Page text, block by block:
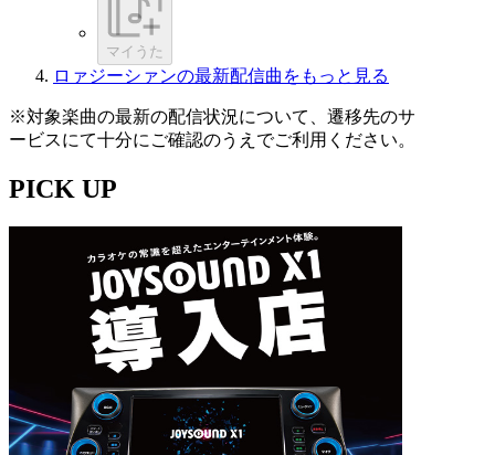
マイうた
ロァジーシァンの最新配信曲をもっと見る
※対象楽曲の最新の配信状況について、遷移先のサ
ービスにて十分にご確認のうえでご利用ください。
PICK UP